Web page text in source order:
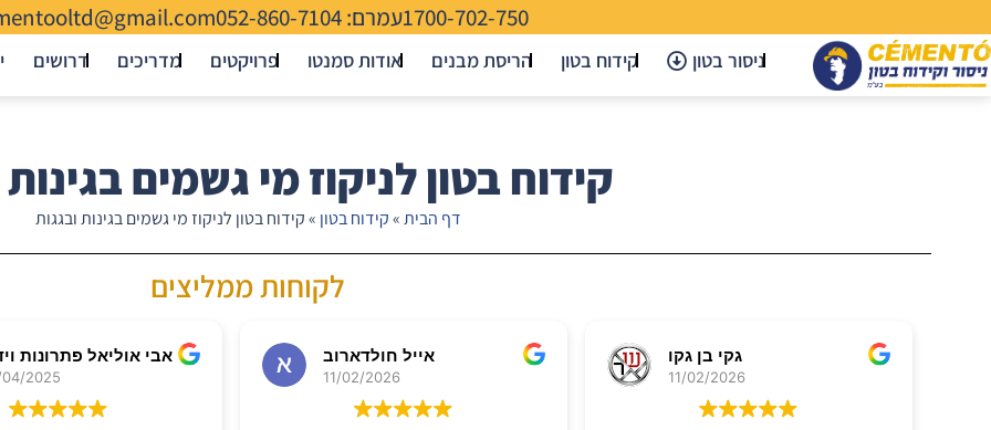
1700-702-750עמרם: 052-860-7104
ניסור בטון קידוח בטון הריסת מבנים אודות סמנטו פרויקטים מדריכים דרושים
קידוח בטון לניקוז מי גשמים
דף הבית»קידוח בטון »קידוח בטון לניקוז מי גשמים בגינות ובגגות
לקוחות ממליצים
04/2025
אייל חולדארוב
11/02/2026
גקי בן גקו
11/02/2026